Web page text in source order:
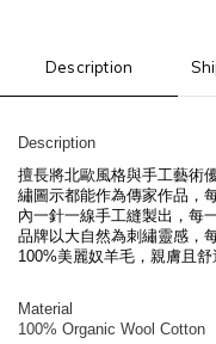
Description
Description
擅長將北歐風格與手工藝術
繡圖示都能作為傳家作品，
內一針一線手工縫製出，每
品牌以大自然為刺繡靈感，
100%美麗奴羊毛，親膚且舒
Material
100% Organic Wool Cotton